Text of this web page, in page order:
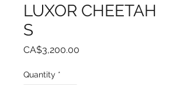
LUXOR CHEETAH
S
CA$3,200.00
Quantity *